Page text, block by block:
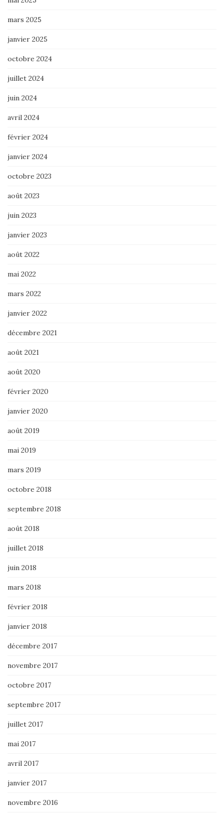
mars 2025
janvier 2025
octobre 2024
juillet 2024
juin 2024
avril 2024
février 2024
janvier 2024
octobre 2023
août 2023
juin 2023
janvier 2023
août 2022
mai 2022
mars 2022
janvier 2022
décembre 2021
août 2021
août 2020
février 2020
janvier 2020
août 2019
mai 2019
mars 2019
octobre 2018
septembre 2018
août 2018
juillet 2018
juin 2018
mars 2018
février 2018
janvier 2018
décembre 2017
novembre 2017
octobre 2017
septembre 2017
juillet 2017
mai 2017
avril 2017
janvier 2017
novembre 2016